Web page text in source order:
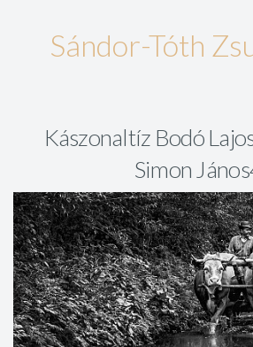
Sándor-Tóth
Kászonaltíz Bodó
Simon